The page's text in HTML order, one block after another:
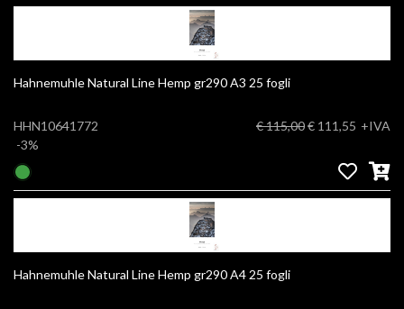
Hahnemuhle Natural Line Hemp gr290 A3 25 fogli
HHN10641772
-3%
€ 115,00€ 111,55 +IVA
Hahnemuhle Natural Line Hemp gr290 A4 25 fogli